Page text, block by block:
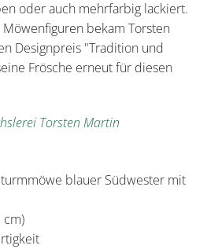
oder auch mehrfarbig lackiert.
bekam Torsten
Designpreis "Tradition und
Frösche erneut für diesen
Torsten Martin
blauer Südwester mit
cm)